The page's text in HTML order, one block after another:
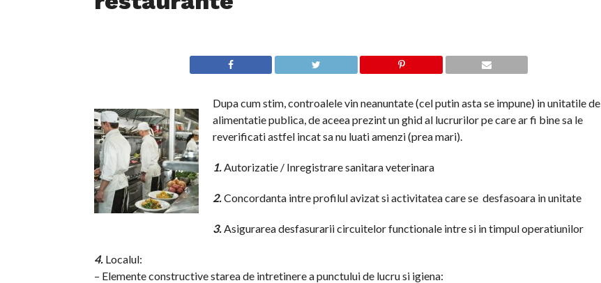
Dupa cum stim, controalele vin neanuntate (cel putin asta se impune) in unitatile de
alimentatie publica, de aceea prezint un ghid al lucrurilor pe care ar fi bine sa le
reverificati astfel incat sa nu luati amenzi (prea mari).
1.Autorizatie / Inregistrare sanitara veterinara
2.Concordanta intre profilul avizat si activitatea care se desfasoara in unitate
3.Asigurarea desfasurarii circuitelor functionale intre si in timpul operatiunilor
4.Localul:
– Elemente constructive starea de intretinere a punctului de lucru si igiena: